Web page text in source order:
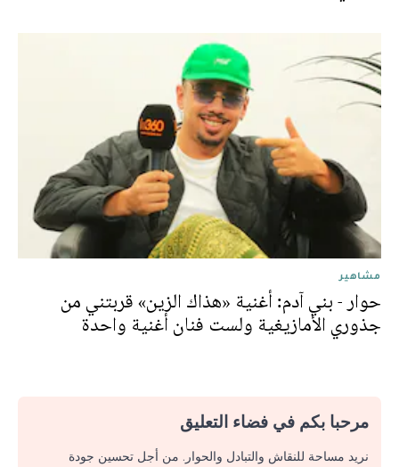
مشاهير
حوار - بني آدم: أغنية «هذاك الزين» قربتني من
جذوري الأمازيغية ولست فنان أغنية واحدة
مرحبا بكم في فضاء التعليق
نريد مساحة للنقاش والتبادل والحوار. من أجل تحسين جودة